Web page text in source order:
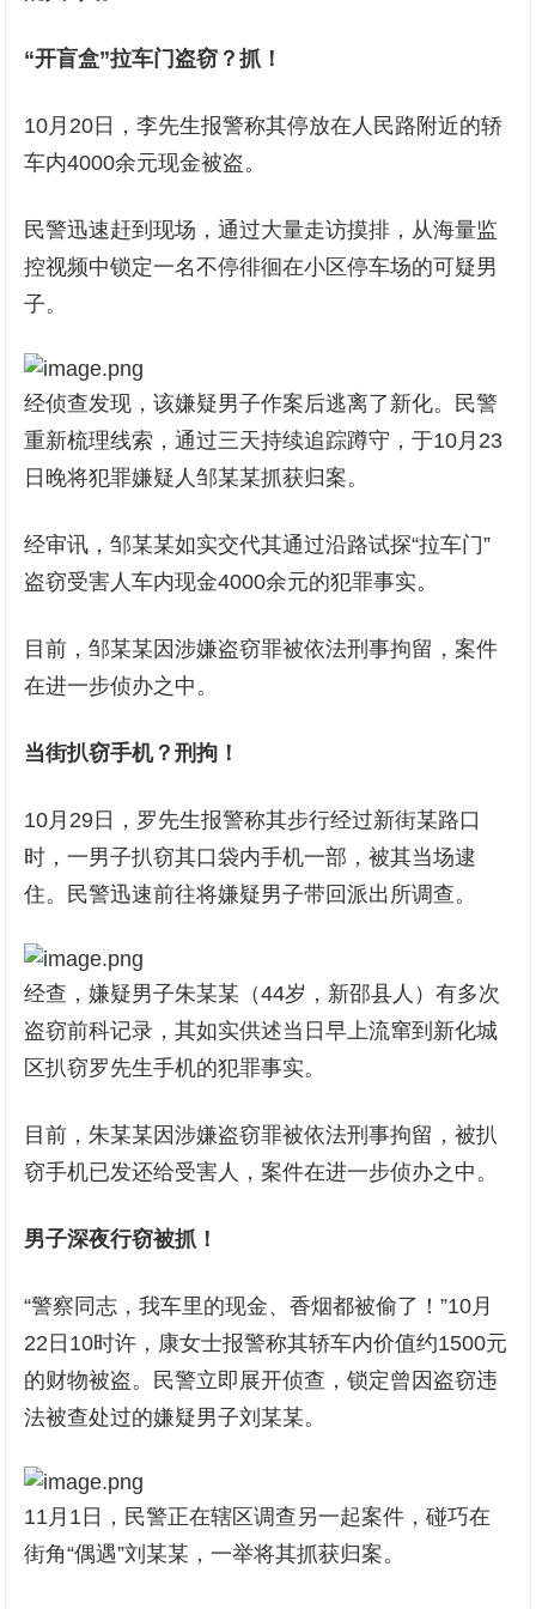
“开盲盒”拉车门盗窃？抓！
10月20日，李先生报警称其停放在人民路附近的轿
车内4000余元现金被盗。
民警迅速赶到现场，通过大量走访摸排，从海量监
控视频中锁定一名不停徘徊在小区停车场的可疑男
子。
经侦查发现，该嫌疑男子作案后逃离了新化。民警
重新梳理线索，通过三天持续追踪蹲守，于10月23
日晚将犯罪嫌疑人邹某某抓获归案。
经审讯，邹某某如实交代其通过沿路试探“拉车门”
盗窃受害人车内现金4000余元的犯罪事实。
目前，邹某某因涉嫌盗窃罪被依法刑事拘留，案件
在进一步侦办之中。
当街扒窃手机？刑拘！
10月29日，罗先生报警称其步行经过新街某路口
时，一男子扒窃其口袋内手机一部，被其当场逮
住。民警迅速前往将嫌疑男子带回派出所调查。
经查，嫌疑男子朱某某（44岁，新邵县人）有多次
盗窃前科记录，其如实供述当日早上流窜到新化城
区扒窃罗先生手机的犯罪事实。
目前，朱某某因涉嫌盗窃罪被依法刑事拘留，被扒
窃手机已发还给受害人，案件在进一步侦办之中。
男子深夜行窃被抓！
“警察同志，我车里的现金、香烟都被偷了！”10月
22日10时许，康女士报警称其轿车内价值约1500元
的财物被盗。民警立即展开侦查，锁定曾因盗窃违
法被查处过的嫌疑男子刘某某。
11月1日，民警正在辖区调查另一起案件，碰巧在
街角“偶遇”刘某某，一举将其抓获归案。